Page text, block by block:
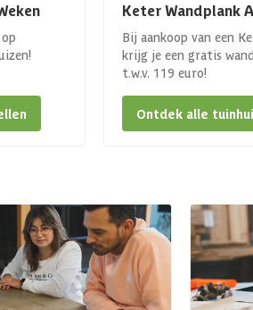
Keter Wandplank
Bij aankoop van een
krijg je een gratis
t.w.v. 119 euro!
Ontdek alle